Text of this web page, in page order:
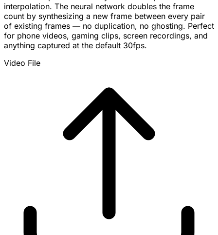
interpolation. The neural network doubles the frame
count by synthesizing a new frame between every pair
of existing frames — no duplication, no ghosting. Perfect
for phone videos, gaming clips, screen recordings, and
anything captured at the default 30fps.
Video File